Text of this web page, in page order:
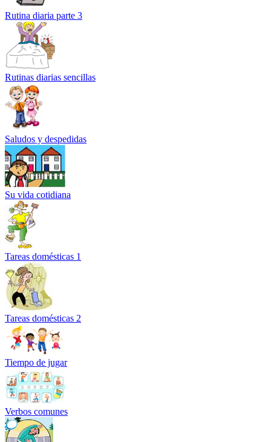
Rutina diaria parte 3
Rutinas diarias sencillas
Saludos y despedidas
Su vida cotidiana
Tareas domésticas 1
Tareas domésticas 2
Tiempo de jugar
Verbos comunes